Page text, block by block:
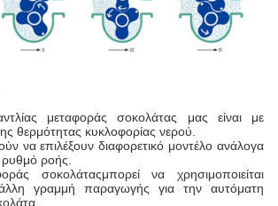
μεταφοράς σοκολάτας μας είναι με
θερμότητας κυκλοφορίας νερού.
να επιλέξουν διαφορετικό μοντέλο ανάλογα
ροής.
σοκολάταςμπορεί να χρησιμοποιείται
γραμμή παραγωγής για την αυτόματη